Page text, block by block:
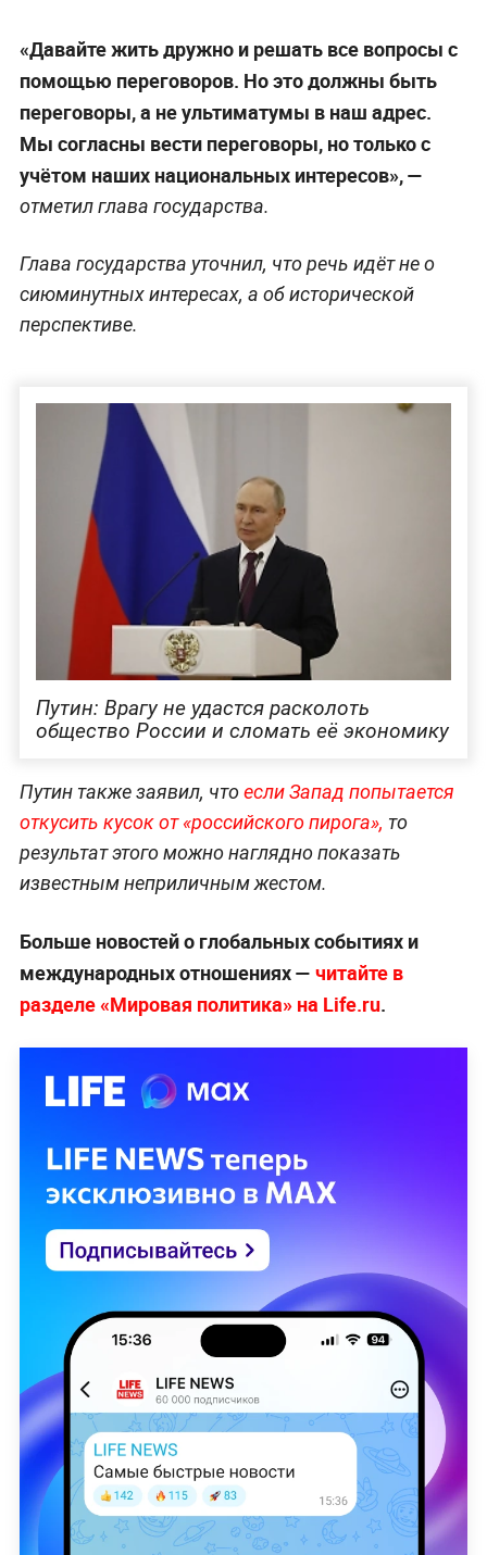
«Давайте жить дружно и решать все вопросы с
помощью переговоров. Но это должны быть
переговоры, а не ультиматумы в наш адрес.
Мы согласны вести переговоры, но только с
учётом наших национальных интересов», —
отметил глава государства.
Глава государства уточнил, что речь идёт не о
сиюминутных интересах, а об исторической
перспективе.
Путин: Врагу не удастся расколоть
общество России и сломать её экономику
Путин также заявил, чтоесли Запад попытается
откусить кусок от «российского пирога», то
результат этого можно наглядно показать
известным неприличным жестом.
Больше новостей о глобальных событиях и
международных отношениях — читайте в
разделе «Мировая политика» на Life.ru.